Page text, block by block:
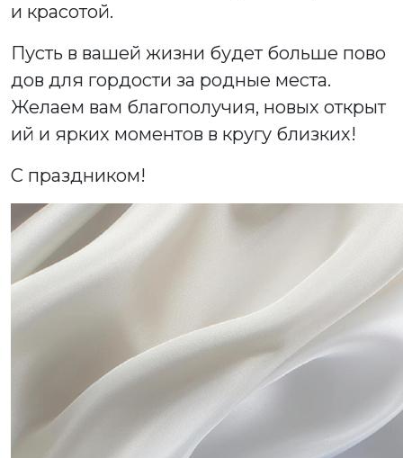
и красотой.
Пусть в вашей жизни будет больше пово
дов для гордости за родные места.
Желаем вам благополучия, новых открыт
ий и ярких моментов в кругу близких!
С праздником!